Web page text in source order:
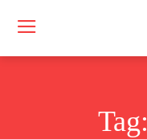
Tag: